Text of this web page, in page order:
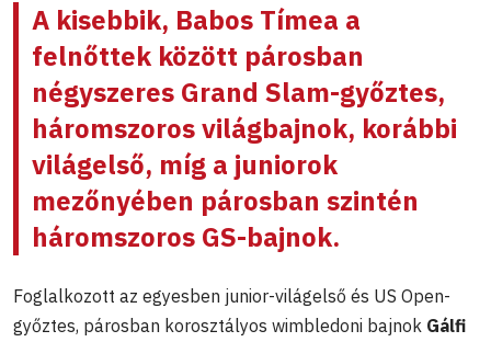
A kisebbik, Babos Tímea a
felnőttek között párosban
négyszeres Grand Slam-győztes,
háromszoros világbajnok, korábbi
világelső, míg a juniorok
mezőnyében párosban szintén
háromszoros GS-bajnok.
Foglalkozott az egyesben junior-világelső és US Open-
győztes, párosban korosztályos wimbledoni bajnok Gálfi